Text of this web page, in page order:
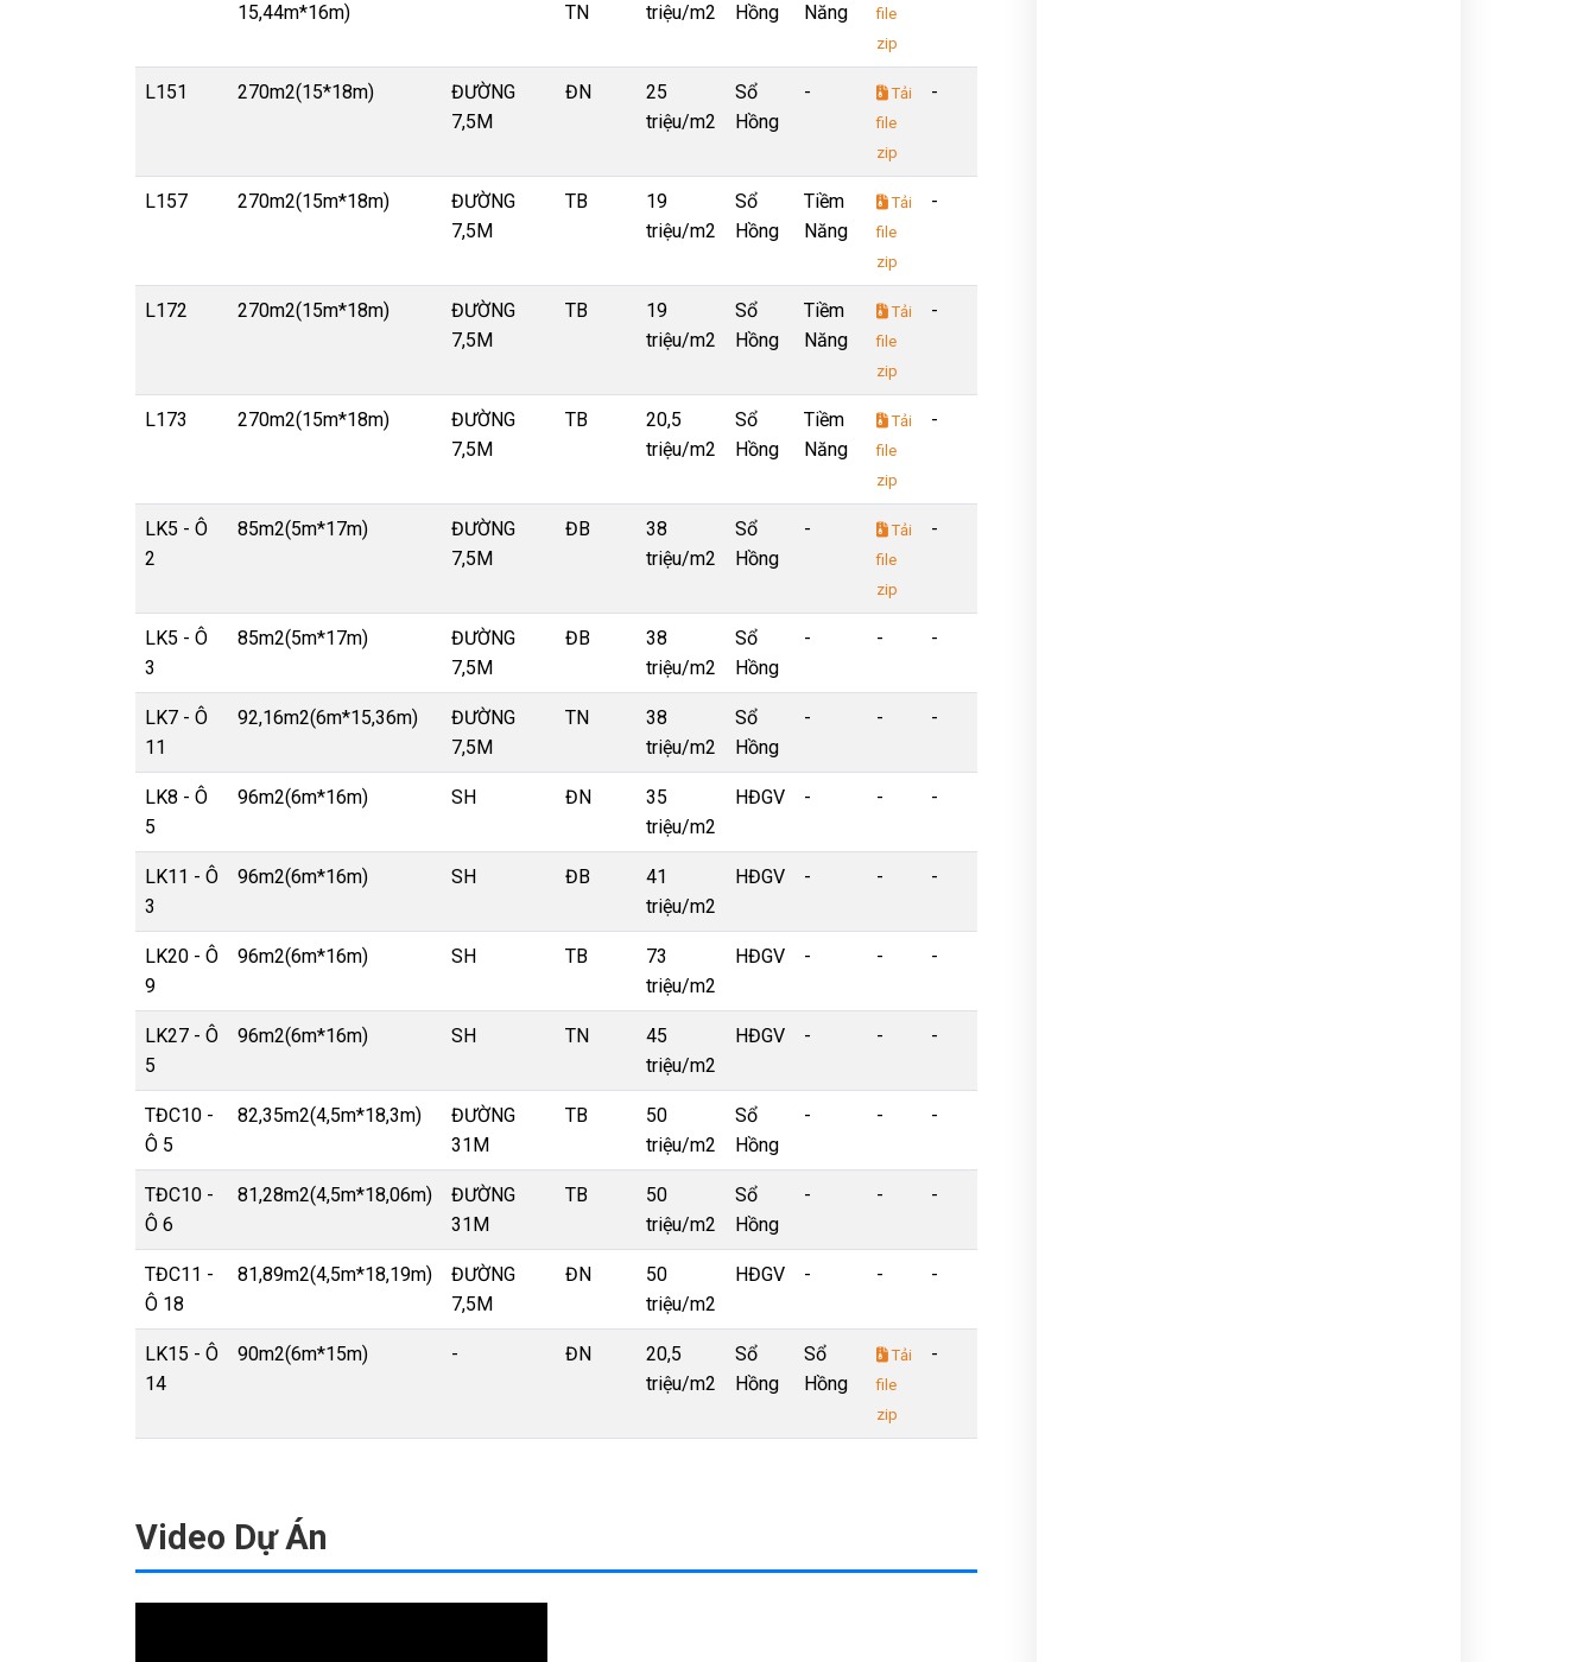
15,44m*16m)
TN
triệu/m2
Hồng
Năng
file
zip
L151 270m2(15*18m)
ĐƯỜNG
7,5M
ĐN
25
triệu/m2
Sổ
Hồng
-
Tải
file
zip
-
L157 270m2(15m*18m)
ĐƯỜNG
7,5M
TB
19
triệu/m2
Sổ
Hồng
Tiềm
Năng
Tải
file
zip
-
L172 270m2(15m*18m)
ĐƯỜNG
7,5M
TB
19
triệu/m2
Sổ
Hồng
Tiềm
Năng
Tải
file
zip
-
L173 270m2(15m*18m)
ĐƯỜNG
7,5M
TB
20,5
triệu/m2
Sổ
Hồng
Tiềm
Năng
Tải
file
zip
-
LK5 - Ô
2
85m2(5m*17m)
ĐƯỜNG
7,5M
ĐB
38
triệu/m2
Sổ
Hồng
-
Tải
file
zip
-
LK5 - Ô
3
85m2(5m*17m)
ĐƯỜNG
7,5M
ĐB
38
triệu/m2
Sổ
Hồng
- - -
LK7 - Ô
11
92,16m2(6m*15,36m)
ĐƯỜNG
7,5M
TN
38
triệu/m2
Sổ
Hồng
- - -
LK8 - Ô
5
96m2(6m*16m) SH ĐN
35
triệu/m2
HĐGV - - -
LK11 - Ô
3
96m2(6m*16m) SH ĐB
41
triệu/m2
HĐGV - - -
LK20 - Ô
9
96m2(6m*16m) SH TB
73
triệu/m2
HĐGV - - -
LK27 - Ô
5
96m2(6m*16m) SH TN
45
triệu/m2
HĐGV - - -
TĐC10 -
Ô 5
82,35m2(4,5m*18,3m)
ĐƯỜNG
31M
TB
50
triệu/m2
Sổ
Hồng
- - -
TĐC10 -
Ô 6
81,28m2(4,5m*18,06m)
ĐƯỜNG
31M
TB
50
triệu/m2
Sổ
Hồng
- - -
TĐC11 -
Ô 18
81,89m2(4,5m*18,19m)
ĐƯỜNG
7,5M
ĐN
50
triệu/m2
HĐGV - - -
LK15 - Ô
14
90m2(6m*15m) - ĐN
20,5
triệu/m2
Sổ
Hồng
Sổ
Hồng
Tải
file
zip
-
Video Dự Án